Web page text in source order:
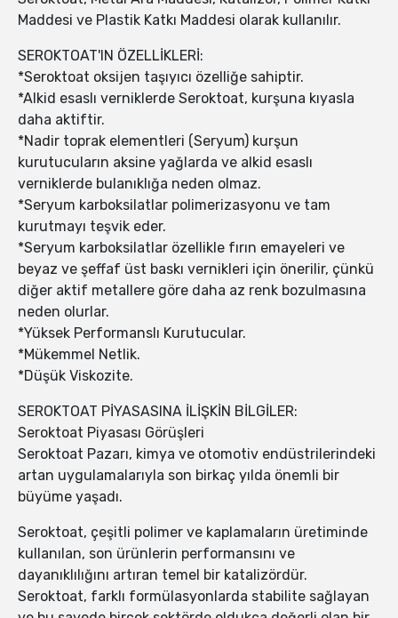
Maddesi ve Plastik Katkı Maddesi olarak kullanılır.
SEROKTOAT'IN ÖZELLİKLERİ:
*Seroktoat oksijen taşıyıcı özelliğe sahiptir.
*Alkid esaslı verniklerde Seroktoat, kurşuna kıyasla
daha aktiftir.
*Nadir toprak elementleri (Seryum) kurşun
kurutucuların aksine yağlarda ve alkid esaslı
verniklerde bulanıklığa neden olmaz.
*Seryum karboksilatlar polimerizasyonu ve tam
kurutmayı teşvik eder.
*Seryum karboksilatlar özellikle fırın emayeleri ve
beyaz ve şeffaf üst baskı vernikleri için önerilir, çünkü
diğer aktif metallere göre daha az renk bozulmasına
neden olurlar.
*Yüksek Performanslı Kurutucular.
*Mükemmel Netlik.
*Düşük Viskozite.
SEROKTOAT PİYASASINA İLİŞKİN BİLGİLER:
Seroktoat Piyasası Görüşleri
Seroktoat Pazarı, kimya ve otomotiv endüstrilerindeki
artan uygulamalarıyla son birkaç yılda önemli bir
büyüme yaşadı.
Seroktoat, çeşitli polimer ve kaplamaların üretiminde
kullanılan, son ürünlerin performansını ve
dayanıklılığını artıran temel bir katalizördür.
Seroktoat, farklı formülasyonlarda stabilite sağlayan